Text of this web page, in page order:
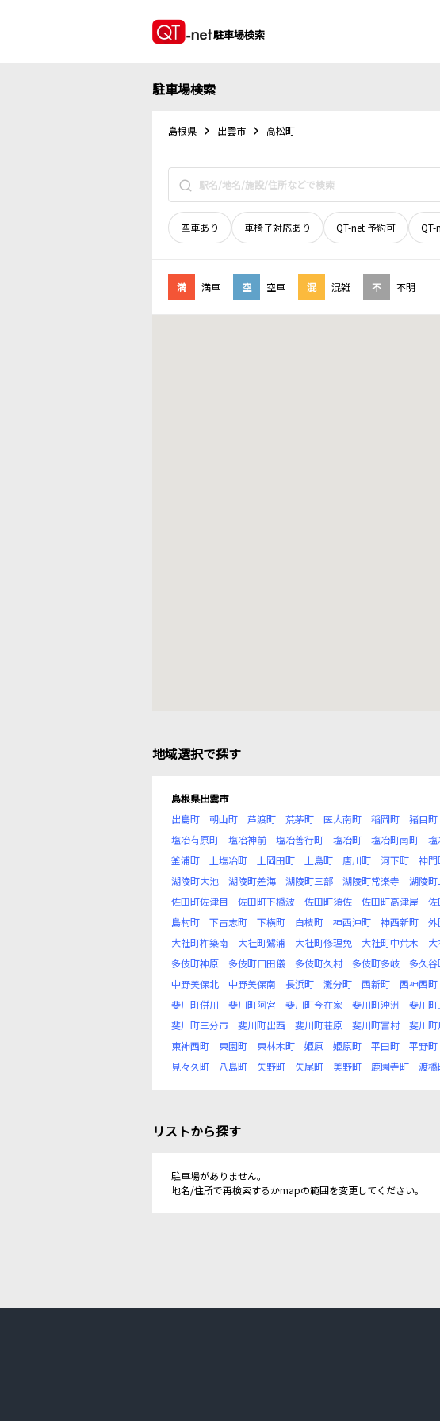
駐車場検索
駐車場検索
島根県 出雲市 高松町
空車あり 車椅子対応あり QT-net 予約可 QT-
満 満車 空 空車 混 混雑 不 不明
地域選択で探す
島根県出雲市
出島町
朝山町 芦渡町 荒茅町 医大南町 稲岡町 猪目町
塩冶有原町
塩冶神前 塩冶善行町 塩冶町 塩冶町南町 塩
釜浦町
上塩冶町 上岡田町 上島町 唐川町 河下町 神門
湖陵町大池
湖陵町差海 湖陵町三部 湖陵町常楽寺 湖陵町
佐田町佐津目
佐田町下橋波 佐田町須佐 佐田町高津屋 佐
島村町
下古志町 下横町 白枝町 神西沖町 神西新町 外
大社町杵築南
大社町鷺浦 大社町修理免 大社町中荒木
多伎町神原
多伎町口田儀 多伎町久村 多伎町多岐 多久谷
中野美保北
中野美保南 長浜町 灘分町 西新町 西神西町
斐川町併川
斐川町阿宮 斐川町今在家 斐川町沖洲 斐川
斐川町三分市
斐川町出西 斐川町荘原 斐川町富村 斐川町
東神西町
東園町 東林木町 姫原 姫原町 平田町 平野町
見々久町
八島町 矢野町 矢尾町 美野町 鹿園寺町 渡橋
リストから探す
駐車場がありません。
地名/住所で再検索するかmapの範囲を変更してください。